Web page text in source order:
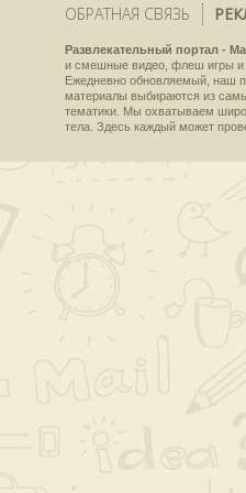
ОБРАТНАЯ СВЯЗЬ
Развлекательный портал -
и смешные видео, флеш игры и
Ежедневно обновляемый, наш
материалы выбираются из
тематики. Мы охватываем
тела. Здесь каждый может